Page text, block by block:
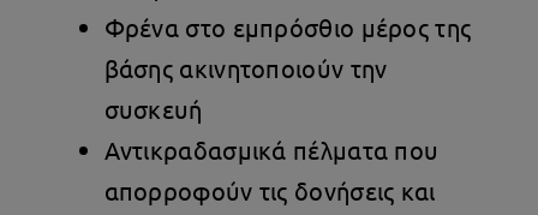
Φρένα στο εμπρόσθιο μέρος της
βάσης ακινητοποιούν την
συσκευή
Αντικραδασμικά πέλματα που
απορροφούν τις δονήσεις και